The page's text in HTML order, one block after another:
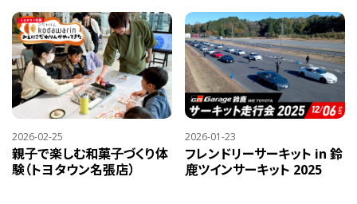
2026-02-25
親子で楽しむ和菓子づくり体
験（トヨタウン名張店）
2026-01-23
フレンドリーサーキット in 鈴
鹿ツインサーキット 2025